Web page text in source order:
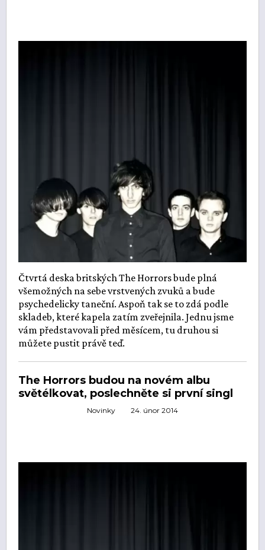
Čtvrtá deska britských The Horrors bude plná
všemožných na sebe vrstvených zvuků a bude
psychedelicky taneční. Aspoň tak se to zdá podle
skladeb, které kapela zatím zveřejnila. Jednu jsme
vám představovali před měsícem, tu druhou si
můžete pustit právě teď.
The Horrors budou na novém albu
světélkovat, poslechněte si první singl
Novinky 24. únor 2014